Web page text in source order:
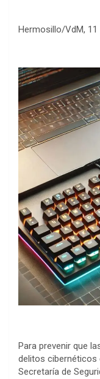
Hermosillo/VdM, 11
Para prevenir que
delitos
Secretaría de